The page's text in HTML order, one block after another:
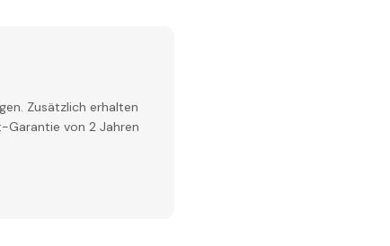
Zusätzlich erhalten
Garantie von 2 Jahren